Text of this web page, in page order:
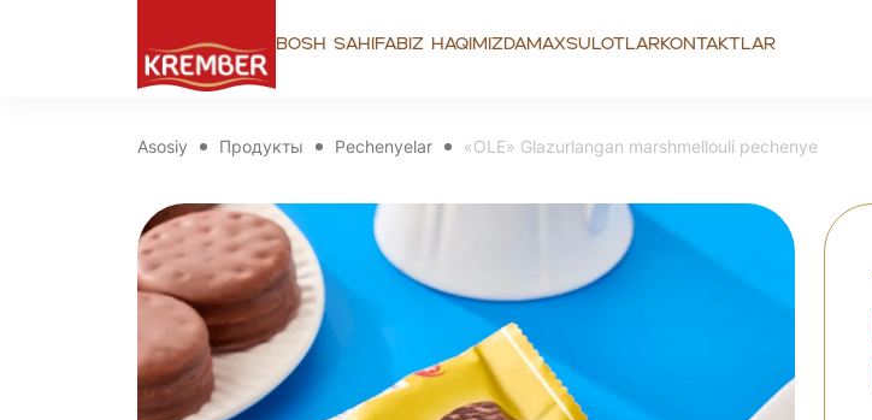
Bosh sahifaBiz haqimizdaMaxsulotlarKontaktlar
Asosiy Продукты Pechenyelar «OLE» Glazurlangan marshmellouli pechenye